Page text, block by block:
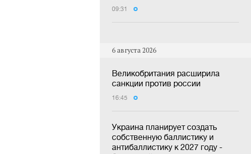
09:31
6 августа 2026
Великобритания расширила
санкции против россии
16:45
Украина планирует создать
собственную баллистику и
антибаллистику к 2027 году -